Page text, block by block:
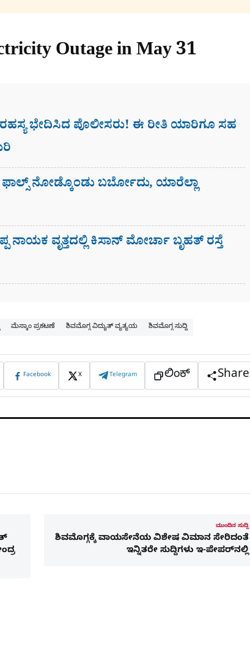
Outage in May 31
ರಹಸ್ಯ ಭೇದಿಸಿದ ಪೊಲೀಸರು! ಈ ರೀತಿ ಯಾರಿಗೂ ಸಹ
ನೋಡ್ಕೊಂಡು ಬರ್ಬೋದು, ಯಾರೆಲ್ಲಾ
ನಾಯಕ ವೃತ್ತದಲ್ಲಿ ಕಿಸಾನ್ ಮೋರ್ಚಾ ಬೃಹತ್ ರಸ್ತೆ
ಮೆಸ್ಕಾಂ ಪ್ರಕಟಣೆ ಶಿವಮೊಗ್ಗ ವಿದ್ಯುತ್ ವ್ಯತ್ಯಯ ಶಿವಮೊಗ್ಗ ಸುದ್ದಿ
Facebook X Telegram ಲಿಂಕ್ Share
ಮುಂದಿನ ಸುದ್ದಿ
ಶಿವಮೊಗ್ಗಕ್ಕೆ ವಾಯಸೇನೆಯ ವಿಶೇಷ ವಿಮಾನ ಸೇರಿದಂತೆ
ಇನ್ನಿತರೇ ಸುದ್ದಿಗಳು ಇ-ಪೇಪರ್​​ನಲ್ಲಿ